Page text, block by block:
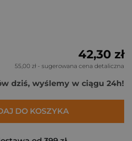
42,30 zł
55,00 zł - sugerowana cena detaliczna
dziś, wyślemy w ciągu 24h!
DO KOSZYKA